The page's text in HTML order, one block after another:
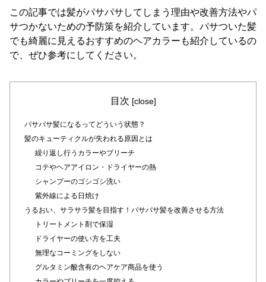
この記事では髪がパサパサしてしまう理由や改善方法やパ
サつかないための予防策を紹介しています。パサついた髪
でも綺麗に見えるおすすめのヘアカラーも紹介しているの
で、ぜひ参考にしてください。
目次 [close]
パサパサ髪になるってどういう状態？
髪のキューティクルが失われる原因とは
繰り返し行うカラーやブリーチ
コテやヘアアイロン・ドライヤーの熱
シャンプーのゴシゴシ洗い
紫外線による日焼け
うるおい、サラサラ髪を目指す！パサパサ髪を改善させる方法
トリートメント剤で保湿
ドライヤーの使い方を工夫
無理なコーミングをしない
グルタミン酸含有のヘアケア商品を使う